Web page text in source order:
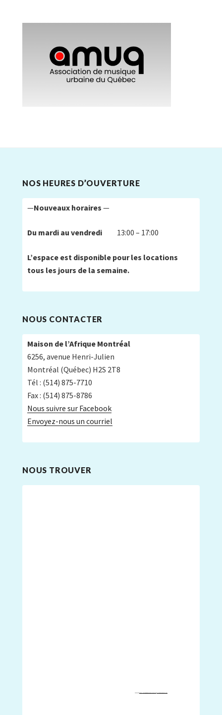
NOS HEURES D’OUVERTURE
—Nouveaux horaires —
Du mardi au vendredi 13:00 – 17:00
L’espace est disponible pour les locations
tous les jours de la semaine.
NOUS CONTACTER
Maison de l’Afrique Montréal
6256, avenue Henri-Julien
Montréal (Québec) H2S 2T8
Tél : (514) 875-7710
Fax : (514) 875-8786
Nous suivre sur Facebook
Envoyez-nous un courriel
NOUS TROUVER
Powered byhttps://embedgooglemaps.com/de/&w://botonmegusta.org/